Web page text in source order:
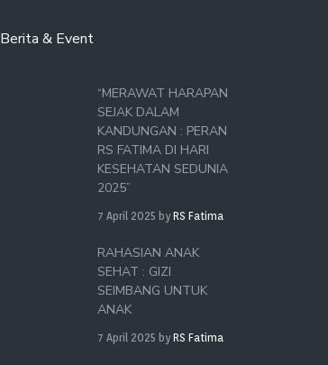
Berita & Event
“MERAWAT HARAPAN
SEJAK DALAM
KANDUNGAN : PERAN
RS FATIMA DI HARI
KESEHATAN SEDUNIA
2025”
7 April 2025 by RS Fatima
RAHASIAN ANAK
SEHAT : GIZI
SEIMBANG UNTUK
ANAK
7 April 2025 by RS Fatima